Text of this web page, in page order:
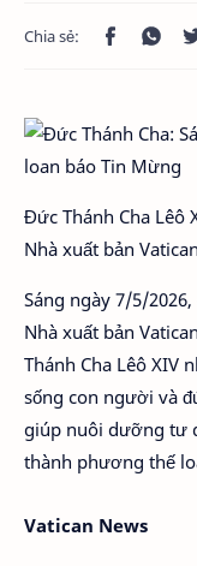
Đức Thánh Cha Lêô
Nhà xuất bản
Sáng ngày 7/5/
Nhà xuất bản
Thánh Cha Lêô XIV
sống con người và
giúp nuôi dưỡng tư
thành phương thế
Vatican News